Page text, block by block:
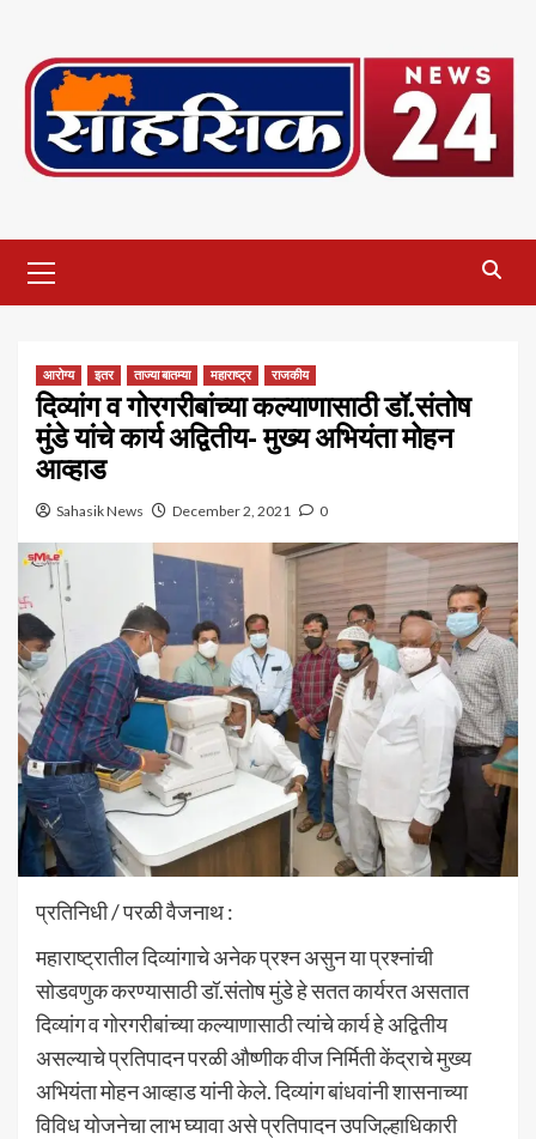
content
Menu
आरोग्य इतर ताज्या बातम्या महाराष्ट्र राजकीय
दिव्यांग व गोरगरीबांच्या कल्याणासाठी डॉ.संतोष
मुंडे यांचे कार्य अद्वितीय- मुख्य अभियंता मोहन
आव्हाड
Sahasik News December 2, 2021 0
प्रतिनिधी / परळी वैजनाथ :
महाराष्ट्रातील दिव्यांगाचे अनेक प्रश्न असुन या प्रश्नांची
सोडवणुक करण्यासाठी डॉ.संतोष मुंडे हे सतत कार्यरत असतात
दिव्यांग व गोरगरीबांच्या कल्याणासाठी त्यांचे कार्य हे अद्वितीय
असल्याचे प्रतिपादन परळी औष्णीक वीज निर्मिती केंद्राचे मुख्य
अभियंता मोहन आव्हाड यांनी केले. दिव्यांग बांधवांनी शासनाच्या
विविध योजनेचा लाभ घ्यावा असे प्रतिपादन उपजिल्हाधिकारी